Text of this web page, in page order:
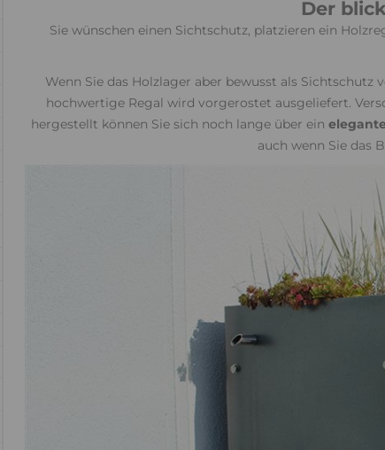
Der
Sie wünschen einen Sichtschutz, platzieren ein
Wenn Sie das Holzlager aber bewusst als
hochwertige Regal wird vorgerostet ausgeliefert.
hergestellt können Sie sich noch lange über ein
auch wenn Sie das